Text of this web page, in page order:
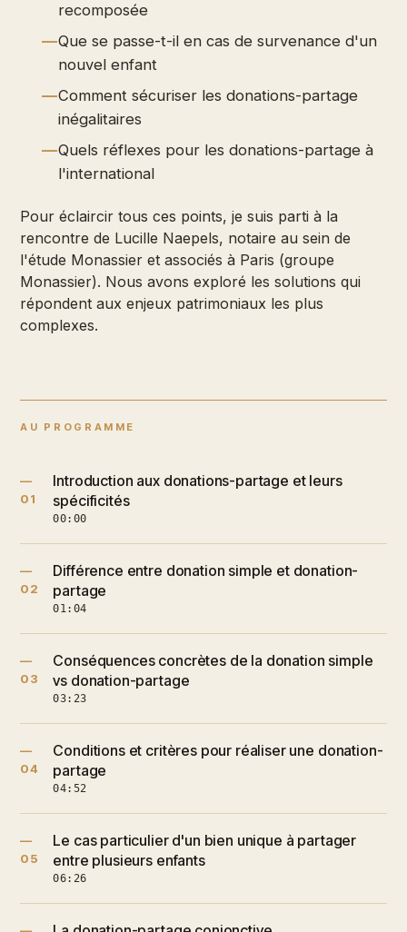
recomposée
Que se passe-t-il en cas de survenance d'un
nouvel enfant
Comment sécuriser les donations-partage
inégalitaires
Quels réflexes pour les donations-partage à
l'international
Pour éclaircir tous ces points, je suis parti à la
rencontre de Lucille Naepels, notaire au sein de
l'étude Monassier et associés à Paris (groupe
Monassier). Nous avons exploré les solutions qui
répondent aux enjeux patrimoniaux les plus
complexes.
AU PROGRAMME
—
01
Introduction aux donations-partage et leurs
spécificités
00:00
—
02
Différence entre donation simple et donation-
partage
01:04
—
03
Conséquences concrètes de la donation simple
vs donation-partage
03:23
—
04
Conditions et critères pour réaliser une donation-
partage
04:52
—
05
Le cas particulier d'un bien unique à partager
entre plusieurs enfants
06:26